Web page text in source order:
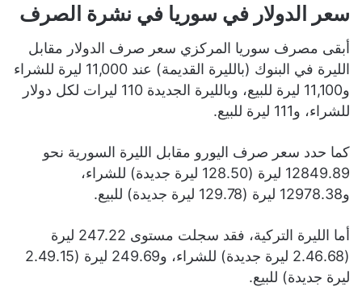
سعر الدولار في سوريا في نشرة الصرف
أبقى مصرف سوريا المركزي سعر صرف الدولار مقابل
الليرة في البنوك (بالليرة القديمة) عند 11,000 ليرة للشراء
و11,100 ليرة للبيع، وبالليرة الجديدة 110 ليرات لكل دولار
للشراء، و111 ليرة للبيع.
كما حدد سعر صرف اليورو مقابل الليرة السورية نحو
12849.89 ليرة (128.50 ليرة جديدة) للشراء،
و12978.38 ليرة (129.78 ليرة جديدة) للبيع.
أما الليرة التركية، فقد سجلت مستوى 247.22 ليرة
(2.46.68 ليرة جديدة) للشراء، و249.69 ليرة (2.49.15
ليرة جديدة) للبيع.